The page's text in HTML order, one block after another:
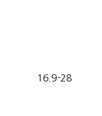
16.9-28